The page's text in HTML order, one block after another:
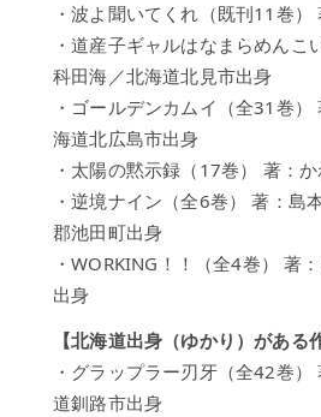
・波よ聞いてくれ（既刊11巻）
・道産子ギャルはなまらめんこ
科田海／北海道北見市出身
・ゴールデンカムイ（全31巻
海道北広島市出身
・太陽の黙示録（17巻） 著：
・逆境ナイン（全6巻） 著：島
郡池田町出身
・WORKING！！（全4巻） 著
出身
【北海道出身（ゆかり）がある
・グラップラー刃牙（全42巻
道釧路市出身